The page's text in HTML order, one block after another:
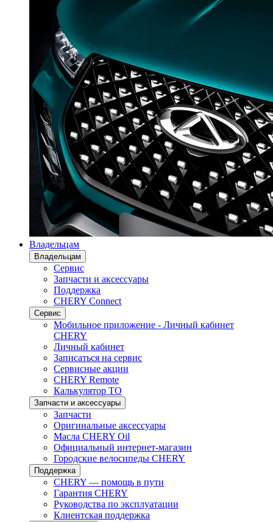
Владельцам
Владельцам
Сервис
Запчасти и аксессуары
Поддержка
CHERY Connect
Сервис
Мобильное приложение - Личный кабинет
CHERY
Личный кабинет
Записаться на сервис
Сервисные акции
CHERY Remote
Калькулятор ТО
Запчасти и аксессуары
Запчасти
Оригинальные аксессуары
Масла CHERY Oil
Официальный интернет-магазин
Городские велосипеды CHERY
Поддержка
CHERY — помощь в пути
Гарантия CHERY
Руководства по эксплуатации
Клиентская поддержка